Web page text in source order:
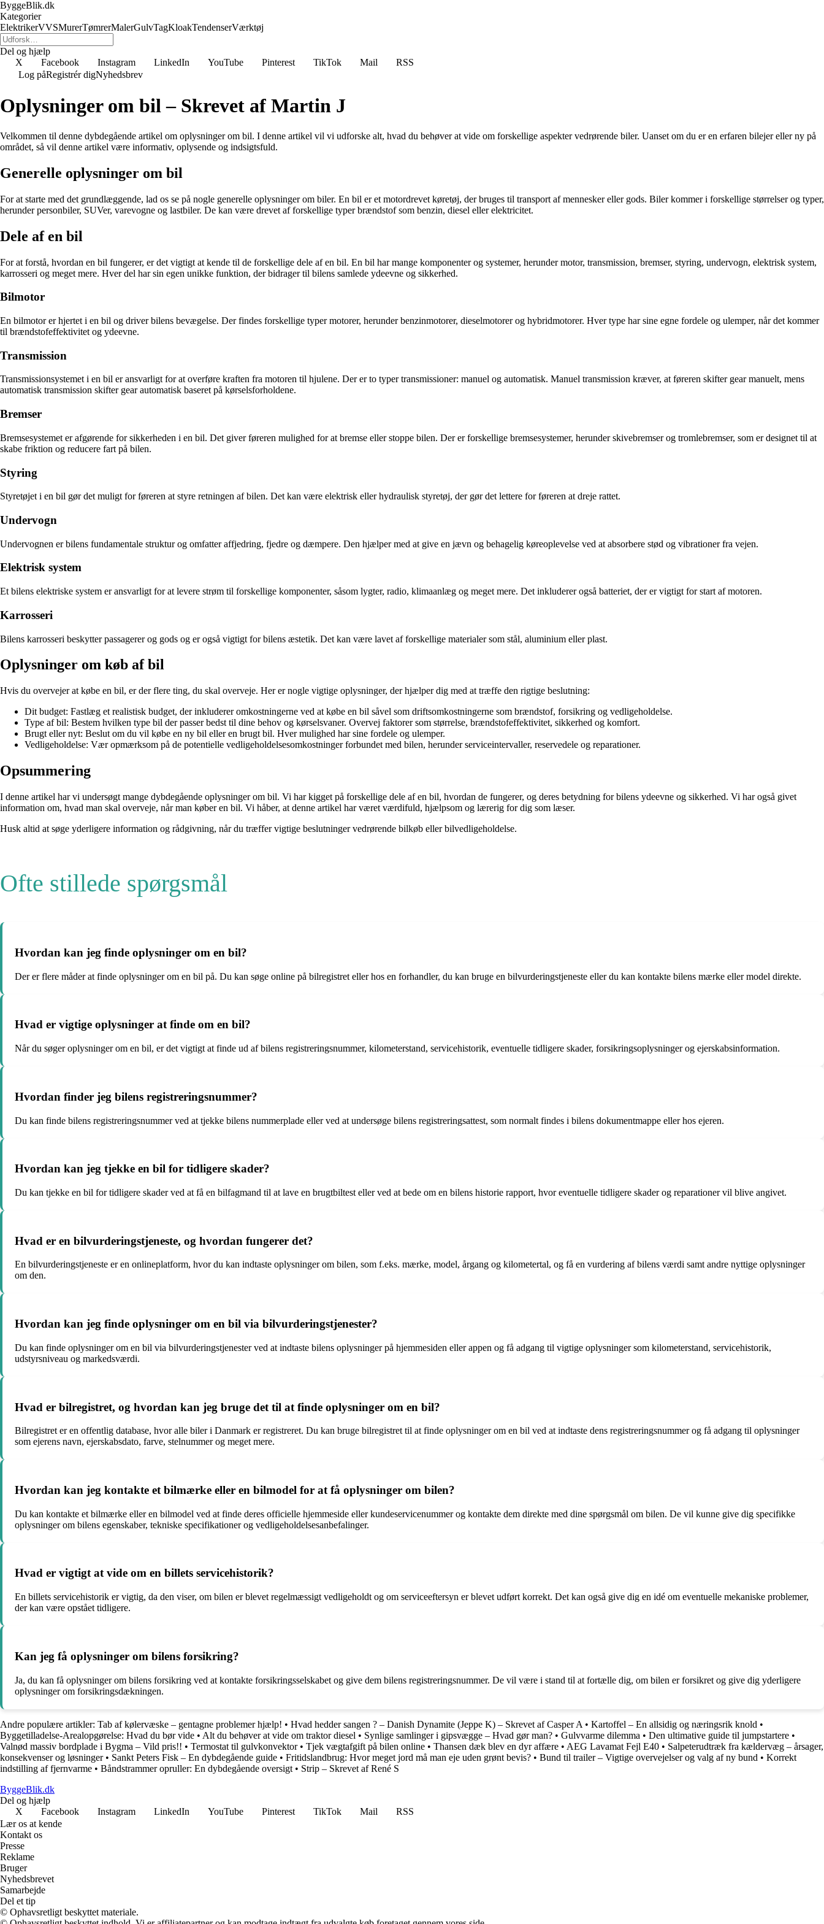
ByggeBlik.dk
Kategorier
ElektrikerVVSMurerTømrerMalerGulvTagKloakTendenserVærktøj
Del og hjælp
X
Facebook Instagram LinkedIn YouTube Pinterest TikTok Mail
RSS
Log påRegistrér digNyhedsbrev
Oplysninger om bil – Skrevet af Martin J
Velkommen til denne dybdegående artikel om oplysninger om bil. I denne artikel vil vi udforske alt, hvad du behøver at vide om forskellige aspekter vedrørende biler. Uanset om du er en erfaren bilejer eller ny på
området, så vil denne artikel være informativ, oplysende og indsigtsfuld.
Generelle oplysninger om bil
For at starte med det grundlæggende, lad os se på nogle generelle oplysninger om biler. En bil er et motordrevet køretøj, der bruges til transport af mennesker eller gods. Biler kommer i forskellige størrelser og typer,
herunder personbiler, SUVer, varevogne og lastbiler. De kan være drevet af forskellige typer brændstof som benzin, diesel eller elektricitet.
Dele af en bil
For at forstå, hvordan en bil fungerer, er det vigtigt at kende til de forskellige dele af en bil. En bil har mange komponenter og systemer, herunder motor, transmission, bremser, styring, undervogn, elektrisk system,
karrosseri og meget mere. Hver del har sin egen unikke funktion, der bidrager til bilens samlede ydeevne og sikkerhed.
Bilmotor
En bilmotor er hjertet i en bil og driver bilens bevægelse. Der findes forskellige typer motorer, herunder benzinmotorer, dieselmotorer og hybridmotorer. Hver type har sine egne fordele og ulemper, når det kommer
til brændstofeffektivitet og ydeevne.
Transmission
Transmissionsystemet i en bil er ansvarligt for at overføre kraften fra motoren til hjulene. Der er to typer transmissioner: manuel og automatisk. Manuel transmission kræver, at føreren skifter gear manuelt, mens
automatisk transmission skifter gear automatisk baseret på kørselsforholdene.
Bremser
Bremsesystemet er afgørende for sikkerheden i en bil. Det giver føreren mulighed for at bremse eller stoppe bilen. Der er forskellige bremsesystemer, herunder skivebremser og tromlebremser, som er designet til at
skabe friktion og reducere fart på bilen.
Styring
Styretøjet i en bil gør det muligt for føreren at styre retningen af bilen. Det kan være elektrisk eller hydraulisk styretøj, der gør det lettere for føreren at dreje rattet.
Undervogn
Undervognen er bilens fundamentale struktur og omfatter affjedring, fjedre og dæmpere. Den hjælper med at give en jævn og behagelig køreoplevelse ved at absorbere stød og vibrationer fra vejen.
Elektrisk system
Et bilens elektriske system er ansvarligt for at levere strøm til forskellige komponenter, såsom lygter, radio, klimaanlæg og meget mere. Det inkluderer også batteriet, der er vigtigt for start af motoren.
Karrosseri
Bilens karrosseri beskytter passagerer og gods og er også vigtigt for bilens æstetik. Det kan være lavet af forskellige materialer som stål, aluminium eller plast.
Oplysninger om køb af bil
Hvis du overvejer at købe en bil, er der flere ting, du skal overveje. Her er nogle vigtige oplysninger, der hjælper dig med at træffe den rigtige beslutning:
Dit budget: Fastlæg et realistisk budget, der inkluderer omkostningerne ved at købe en bil såvel som driftsomkostningerne som brændstof, forsikring og vedligeholdelse.
Type af bil: Bestem hvilken type bil der passer bedst til dine behov og kørselsvaner. Overvej faktorer som størrelse, brændstofeffektivitet, sikkerhed og komfort.
Brugt eller nyt: Beslut om du vil købe en ny bil eller en brugt bil. Hver mulighed har sine fordele og ulemper.
Vedligeholdelse: Vær opmærksom på de potentielle vedligeholdelsesomkostninger forbundet med bilen, herunder serviceintervaller, reservedele og reparationer.
Opsummering
I denne artikel har vi undersøgt mange dybdegående oplysninger om bil. Vi har kigget på forskellige dele af en bil, hvordan de fungerer, og deres betydning for bilens ydeevne og sikkerhed. Vi har også givet
information om, hvad man skal overveje, når man køber en bil. Vi håber, at denne artikel har været værdifuld, hjælpsom og lærerig for dig som læser.
Husk altid at søge yderligere information og rådgivning, når du træffer vigtige beslutninger vedrørende bilkøb eller bilvedligeholdelse.
Ofte stillede spørgsmål
Hvordan kan jeg finde oplysninger om en bil?
Der er flere måder at finde oplysninger om en bil på. Du kan søge online på bilregistret eller hos en forhandler, du kan bruge en bilvurderingstjeneste eller du kan kontakte bilens mærke eller model direkte.
Hvad er vigtige oplysninger at finde om en bil?
Når du søger oplysninger om en bil, er det vigtigt at finde ud af bilens registreringsnummer, kilometerstand, servicehistorik, eventuelle tidligere skader, forsikringsoplysninger og ejerskabsinformation.
Hvordan finder jeg bilens registreringsnummer?
Du kan finde bilens registreringsnummer ved at tjekke bilens nummerplade eller ved at undersøge bilens registreringsattest, som normalt findes i bilens dokumentmappe eller hos ejeren.
Hvordan kan jeg tjekke en bil for tidligere skader?
Du kan tjekke en bil for tidligere skader ved at få en bilfagmand til at lave en brugtbiltest eller ved at bede om en bilens historie rapport, hvor eventuelle tidligere skader og reparationer vil blive angivet.
Hvad er en bilvurderingstjeneste, og hvordan fungerer det?
En bilvurderingstjeneste er en onlineplatform, hvor du kan indtaste oplysninger om bilen, som f.eks. mærke, model, årgang og kilometertal, og få en vurdering af bilens værdi samt andre nyttige oplysninger
om den.
Hvordan kan jeg finde oplysninger om en bil via bilvurderingstjenester?
Du kan finde oplysninger om en bil via bilvurderingstjenester ved at indtaste bilens oplysninger på hjemmesiden eller appen og få adgang til vigtige oplysninger som kilometerstand, servicehistorik,
udstyrsniveau og markedsværdi.
Hvad er bilregistret, og hvordan kan jeg bruge det til at finde oplysninger om en bil?
Bilregistret er en offentlig database, hvor alle biler i Danmark er registreret. Du kan bruge bilregistret til at finde oplysninger om en bil ved at indtaste dens registreringsnummer og få adgang til oplysninger
som ejerens navn, ejerskabsdato, farve, stelnummer og meget mere.
Hvordan kan jeg kontakte et bilmærke eller en bilmodel for at få oplysninger om bilen?
Du kan kontakte et bilmærke eller en bilmodel ved at finde deres officielle hjemmeside eller kundeservicenummer og kontakte dem direkte med dine spørgsmål om bilen. De vil kunne give dig specifikke
oplysninger om bilens egenskaber, tekniske specifikationer og vedligeholdelsesanbefalinger.
Hvad er vigtigt at vide om en billets servicehistorik?
En billets servicehistorik er vigtig, da den viser, om bilen er blevet regelmæssigt vedligeholdt og om serviceeftersyn er blevet udført korrekt. Det kan også give dig en idé om eventuelle mekaniske problemer,
der kan være opstået tidligere.
Kan jeg få oplysninger om bilens forsikring?
Ja, du kan få oplysninger om bilens forsikring ved at kontakte forsikringsselskabet og give dem bilens registreringsnummer. De vil være i stand til at fortælle dig, om bilen er forsikret og give dig yderligere
oplysninger om forsikringsdækningen.
Andre populære artikler: Tab af kølervæske – gentagne problemer hjælp! • Hvad hedder sangen ? – Danish Dynamite (Jeppe K) – Skrevet af Casper A • Kartoffel – En allsidig og næringsrik knold •
Byggetilladelse-Arealopgørelse: Hvad du bør vide • Alt du behøver at vide om traktor diesel • Synlige samlinger i gipsvægge – Hvad gør man? • Gulvvarme dilemma • Den ultimative guide til jumpstartere •
Valnød massiv bordplade i Bygma – Vild pris!! • Termostat til gulvkonvektor• Tjek vægtafgift på bilen online • Thansen dæk blev en dyr affære • AEG Lavamat Fejl E40 • Salpeterudtræk fra kældervæg – årsager,
konsekvenser og løsninger• Sankt Peters Fisk – En dybdegående guide • Fritidslandbrug: Hvor meget jord må man eje uden grønt bevis? • Bund til trailer – Vigtige overvejelser og valg af ny bund • Korrekt
indstilling af fjernvarme • Båndstrammer opruller: En dybdegående oversigt • Strip – Skrevet af René S
ByggeBlik.dk
Del og hjælp
X
Facebook Instagram LinkedIn YouTube Pinterest TikTok Mail
RSS
Lær os at kende
Kontakt os
Presse
Reklame
Bruger
Nyhedsbrevet
Samarbejde
Del et tip
© Ophavsretligt beskyttet materiale.